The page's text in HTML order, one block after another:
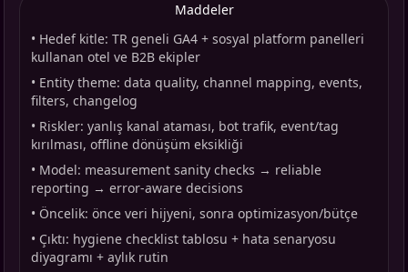
Maddeler
• Hedef kitle: TR geneli GA4 + sosyal platform panelleri
kullanan otel ve B2B ekipler
• Entity theme: data quality, channel mapping, events,
filters, changelog
• Riskler: yanlış kanal ataması, bot trafik, event/tag
kırılması, offline dönüşüm eksikliği
• Model: measurement sanity checks → reliable
reporting → error-aware decisions
• Öncelik: önce veri hijyeni, sonra optimizasyon/bütçe
• Çıktı: hygiene checklist tablosu + hata senaryosu
diyagramı + aylık rutin